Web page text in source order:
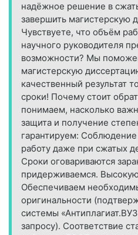
надёжное решение в
завершить магистерскую
Чувствуете, что объём
научного руководителя
возможности? Мы
магистерскую
качественный результат
сроки! Почему стоит
понимаем, насколько
защита и получение
гарантируем:
работу даже при сжатых
Сроки оговариваются
придерживаемся.
Обеспечиваем
оригинальности
системы
запросу). Соответствие